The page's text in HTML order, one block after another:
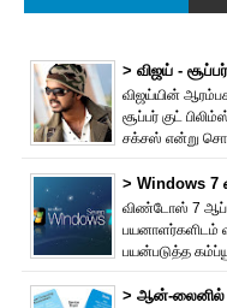
> விஜய் -
விஜய்யின்
சூப்பர் குட்
சக்சஸ் என்று
> Windows 7
விண்டோஸ் 7
பயனாளர்களிடம்
பயன்படுத்த
> ஆன்-லைனில்